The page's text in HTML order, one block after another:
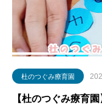
杜のつぐみ療育園
【杜のつぐみ療育